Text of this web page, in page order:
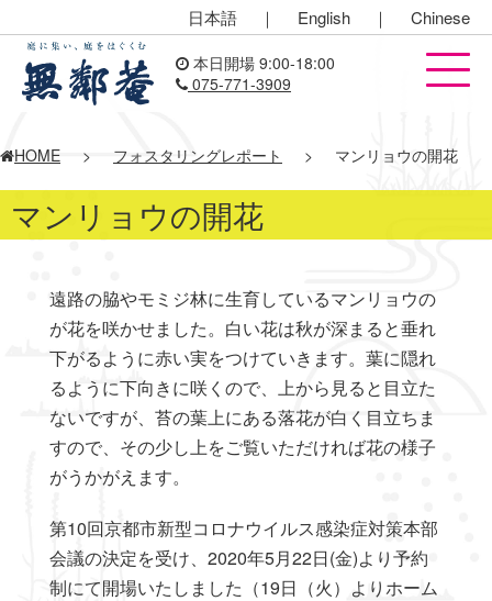
日本語 ｜ English ｜ Chinese
本日開場 9:00-18:00
075-771-3909
HOME > フォスタリングレポート > マンリョウの開花
マンリョウの開花
遠路の脇やモミジ林に生育しているマンリョウの
が花を咲かせました。白い花は秋が深まると垂れ
下がるように赤い実をつけていきます。葉に隠れ
るように下向きに咲くので、上から見ると目立た
ないですが、苔の葉上にある落花が白く目立ちま
すので、その少し上をご覧いただければ花の様子
がうかがえます。
第10回京都市新型コロナウイルス感染症対策本部
会議の決定を受け、2020年5月22日(金)より予約
制にて開場いたしました（19日（火）よりホーム